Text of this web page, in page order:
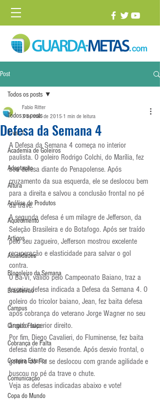
Post
Todos os posts
1 vs. 1
Academia de Goleiros
Adaptação
Altura
Análise de Produtos
Aquecimento
Artigos
Atualidades
Blogoleiro da Semana
Brasileirão
Campus
Circuito Físico
Cobrança de Falta
Compra Exterior
Comunicação
Copa do Mundo
Todos os posts
Defesa da Semana 4
Fabio Ritter
3 de mar. de 2015 1 min de leitura
A Defesa da Semana 4 começa no interior
paulista. O goleiro Rodrigo Colchi, do Marília, fez
boa defesa diante do Penapolense. Após
cruzamento da sua esquerda, ele se deslocou bem
para a direita e salvou a conclusão frontal no pé
da trave.
A segunda defesa é um milagre de Jefferson, da
Seleção Brasileira e do Botafogo. Após ser traído
pelo seu zagueiro, Jefferson mostrou excelente
recuperação e elasticidade para salvar o gol
contra.
O Ba-Vi, válido pelo Campeonato Baiano, traz a
terceira defesa indicada a Defesa da Semana 4. O
goleiro do tricolor baiano, Jean, fez baita defesa
após cobrança do veterano Jorge Wagner no seu
ângulo superior direito.
Por fim, Diego Cavalieri, do Fluminense, fez baita
defesa diante do Resende. Após desvio frontal, o
goleiro do Flu se deslocou com grande agilidade e
buscou no pé da trave o chute.
Veja as defesas indicadas abaixo e vote!